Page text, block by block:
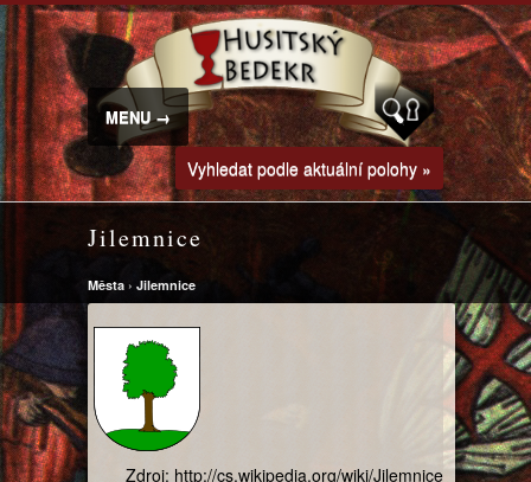
MENU →
Vyhledat podle aktuální polohy »
Jilemnice
Města › Jilemnice
Zdroj: http://cs.wikipedia.org/wiki/Jilemnice